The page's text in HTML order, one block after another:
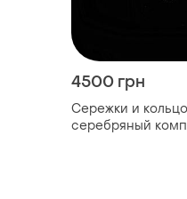
4500 грн
Сережки и
серебряный